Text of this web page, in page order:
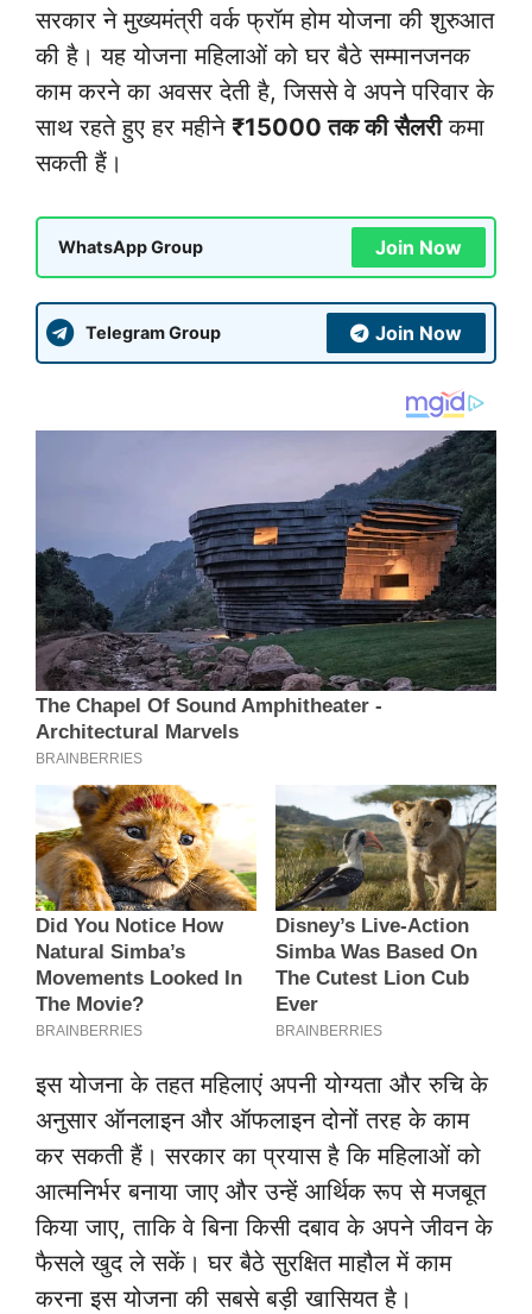
सरकार ने मुख्यमंत्री वर्क फ्रॉम होम योजना की शुरुआत
की है। यह योजना महिलाओं को घर बैठे सम्मानजनक
काम करने का अवसर देती है, जिससे वे अपने परिवार के
साथ रहते हुए हर महीने ₹15000 तक की सैलरीकमा
सकती हैं।
WhatsApp Group Join Now
Telegram Group Join Now
इस योजना के तहत महिलाएं अपनी योग्यता और रुचि के
अनुसार ऑनलाइन और ऑफलाइन दोनों तरह के काम
कर सकती हैं। सरकार का प्रयास है कि महिलाओं को
आत्मनिर्भर बनाया जाए और उन्हें आर्थिक रूप से मजबूत
किया जाए, ताकि वे बिना किसी दबाव के अपने जीवन के
फैसले खुद ले सकें। घर बैठे सुरक्षित माहौल में काम
करना इस योजना की सबसे बड़ी खासियत है।